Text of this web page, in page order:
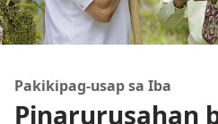
Pakikipag-usap sa Iba
Pinarurusahan